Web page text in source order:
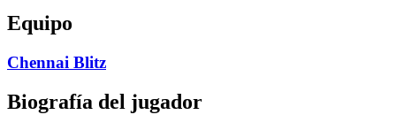
Equipo
Chennai Blitz
Biografía del jugador